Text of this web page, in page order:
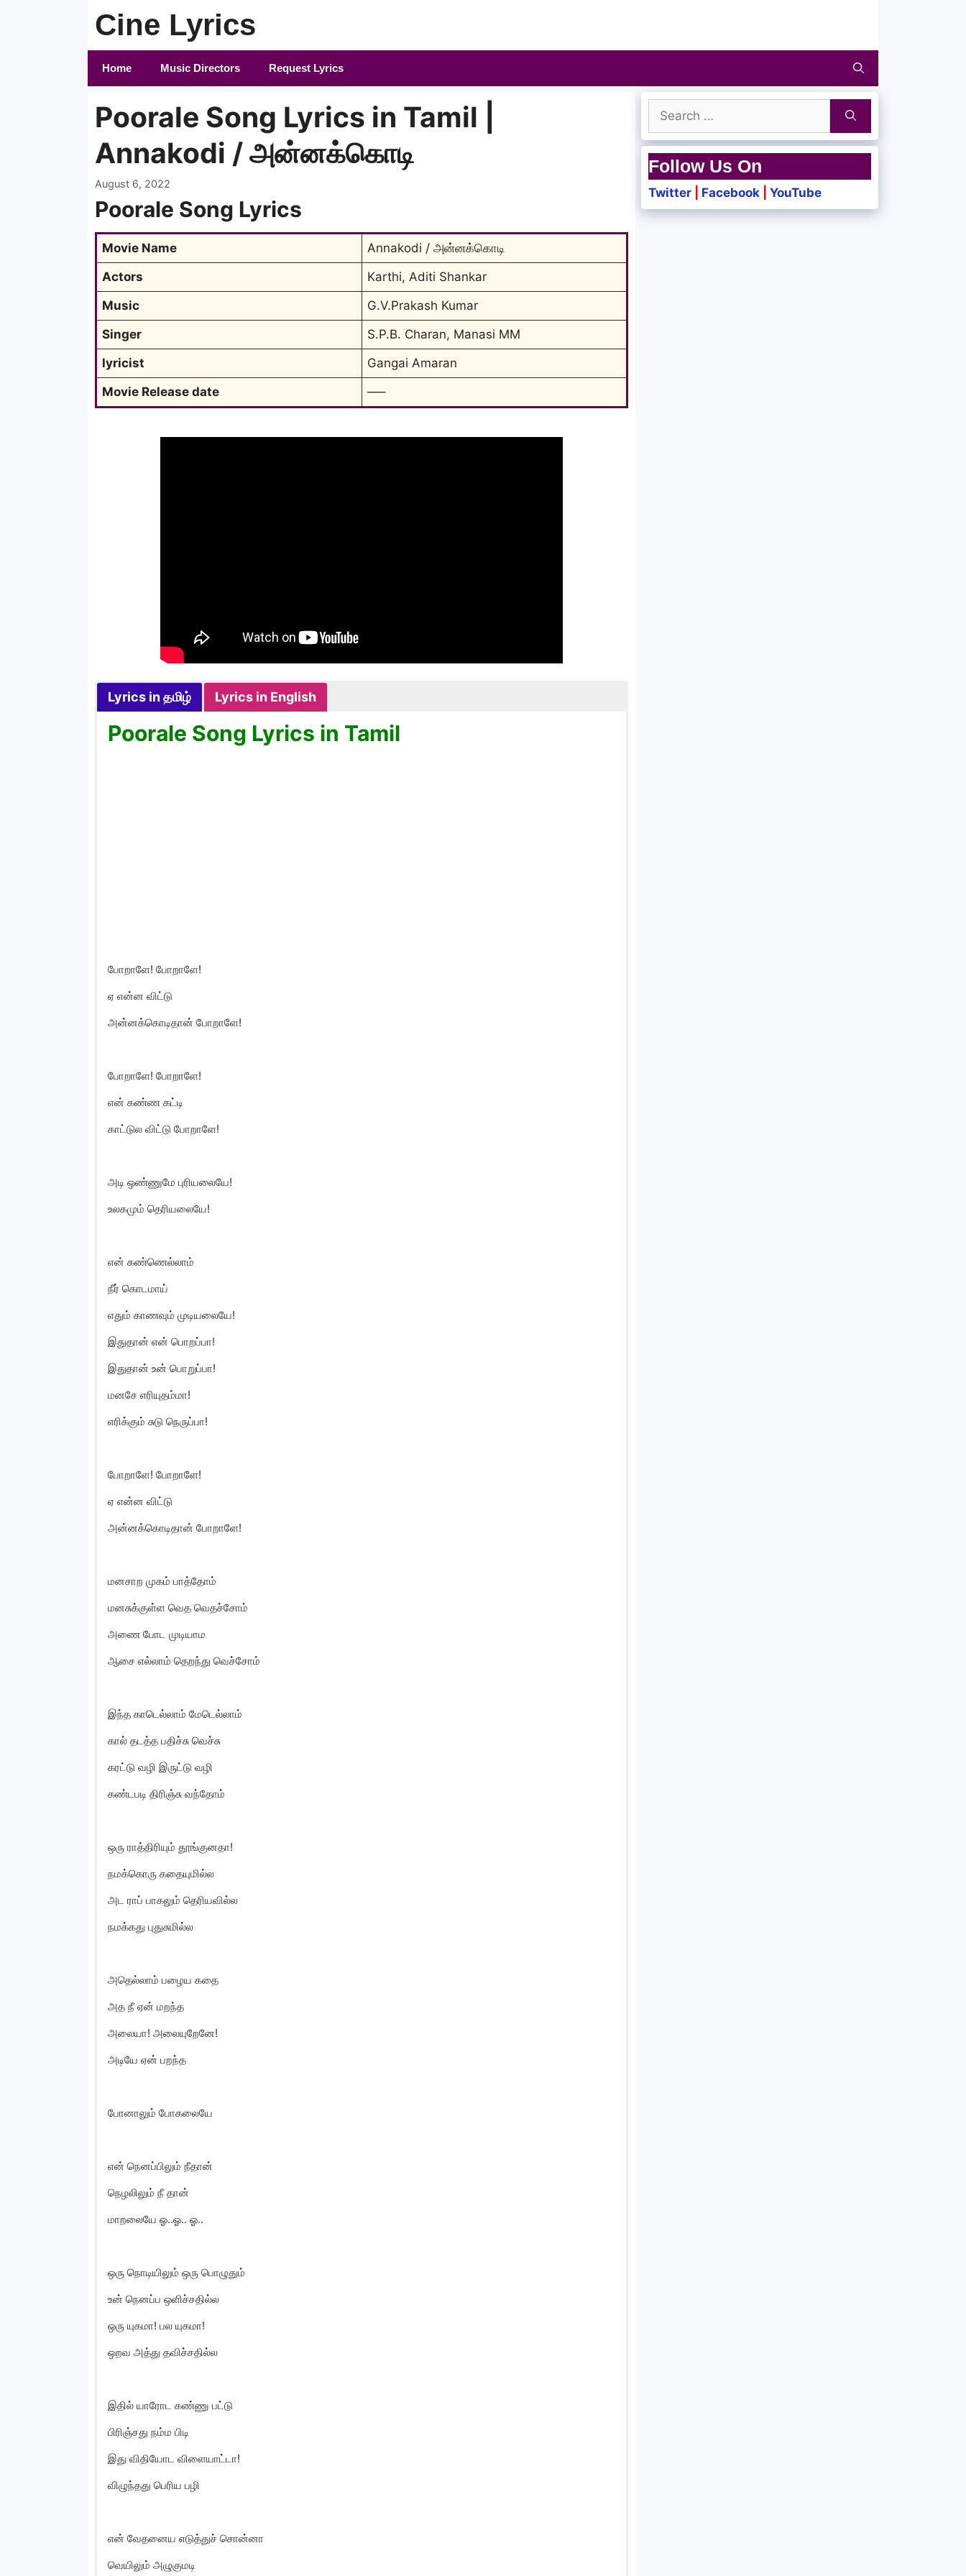
Cine Lyrics
Home Music Directors Request Lyrics
Poorale Song Lyrics in Tamil |
Annakodi / அன்னக்கொடி
August 6, 2022
Poorale Song Lyrics
Movie Name
Annakodi / அன்னக்கொடி
Actors
Karthi, Aditi Shankar
Music
G.V.Prakash Kumar
Singer
S.P.B. Charan, Manasi MM
lyricist
Gangai Amaran
Movie Release date
—–
Lyrics in தமிழ் Lyrics in English
Poorale Song Lyrics in Tamil
போறாளே! போறாளே!
ஏ என்ன விட்டு
அன்னக்கொடிதான் போறாளே!
போறாளே! போறாளே!
என் கண்ண கட்டி
காட்டுல விட்டு போறாளே!
அடி ஒண்ணுமே புரியலையே!
உலகமும் தெரியலையே!
என் கண்ணெல்லாம்
நீர் கொடமாய்
எதும் காணவும் முடியலையே!
இதுதான் என் பொறப்பா!
இதுதான் உன் பொறுப்பா!
மனசே எரியுதம்மா!
எரிக்கும் சுடு நெருப்பா!
போறாளே! போறாளே!
ஏ என்ன விட்டு
அன்னக்கொடிதான் போறாளே!
மனசாற முகம் பாத்தாேம்
மனசுக்குள்ள வெத வெதச்சோம்
அணை போட முடியாம
ஆசை எல்லாம் தெறந்து வெச்சோம்
இந்த காடெல்லாம் மேடெல்லாம்
கால் தடத்த பதிச்சு வெச்சு
கரட்டு வழி இருட்டு வழி
கண்டபடி திரிஞ்சு வந்தோம்
ஒரு ராத்திரியும் தூங்குனதா!
நமக்கொரு கதையுமில்ல
அட ராப் பாகலும் தெரியவில்ல
நமக்கது புதுசுமில்ல
அதெல்லாம் பழைய கதை
அத நீ ஏன் மறந்த
அலையா! அலையுறேனே!
அடியே ஏன் பறந்த
போனாலும் போகலையே
என் நெனப்பிலும் நீதான்
நெழலிலும் நீ தான்
மாறலையே ஓ..ஓ.. ஓ..
ஒரு நொடியிலும் ஒரு பொழுதும்
உன் நெனப்ப ஒளிச்சதில்ல
ஒரு யுகமா! பல யுகமா!
ஒறவ அத்து தவிச்சதில்ல
இதில் யாரோட கண்ணு பட்டு
பிரிஞ்சது நம்ம பிடி
இது விதியோட விளையாட்டா!
விழுந்தது பெரிய பழி
என் வேதனைய எடுத்துச் சொன்னா
வெயிலும் அழுகுமடி
Search
for:
Follow Us On
Twitter Facebook YouTube